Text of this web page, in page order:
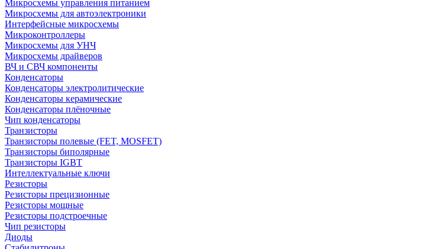
Микросхемы управления питанием
Микросхемы для автоэлектроники
Интерфейсные микросхемы
Микроконтроллеры
Микросхемы для УНЧ
Микросхемы драйверов
ВЧ и СВЧ компоненты
Конденсаторы
Конденсаторы электролитические
Конденсаторы керамические
Конденсаторы плёночные
Чип конденсаторы
Транзисторы
Транзисторы полевые (FET, MOSFET)
Транзисторы биполярные
Транзисторы IGBT
Интеллектуальные ключи
Резисторы
Резисторы прецизионные
Резисторы мощные
Резисторы подстроечные
Чип резисторы
Диоды